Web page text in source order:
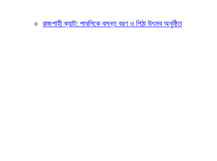
রাজশাহী ক্যান্ট: পাবলিকে বসন্ত বরণ ও পিঠা উৎসব অনুষ্ঠিত